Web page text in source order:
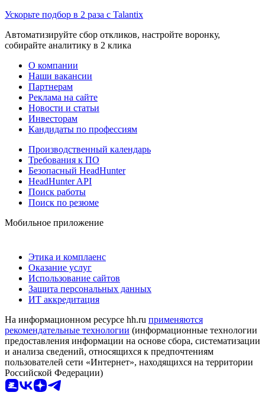
Ускорьте подбор в 2 раза с Talantix
Автоматизируйте сбор откликов, настройте воронку,
собирайте аналитику в 2 клика
О компании
Наши вакансии
Партнерам
Реклама на сайте
Новости и статьи
Инвесторам
Кандидаты по профессиям
Производственный календарь
Требования к ПО
Безопасный HeadHunter
HeadHunter API
Поиск работы
Поиск по резюме
Мобильное приложение
Этика и комплаенс
Оказание услуг
Использование сайтов
Защита персональных данных
ИТ аккредитация
На информационном ресурсе hh.ru применяются
рекомендательные технологии (информационные технологии
предоставления информации на основе сбора, систематизации
и анализа сведений, относящихся к предпочтениям
пользователей сети «Интернет», находящихся на территории
Российской Федерации)